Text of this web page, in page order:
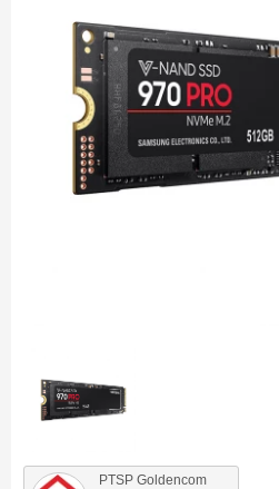
PTSP Goldencom